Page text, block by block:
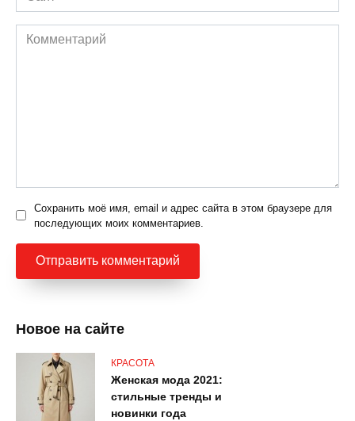
Комментарий
Сохранить моё имя, email и адрес сайта в этом браузере для
последующих моих комментариев.
Новое на сайте
КРАСОТА
Женская мода 2021:
стильные тренды и
новинки года